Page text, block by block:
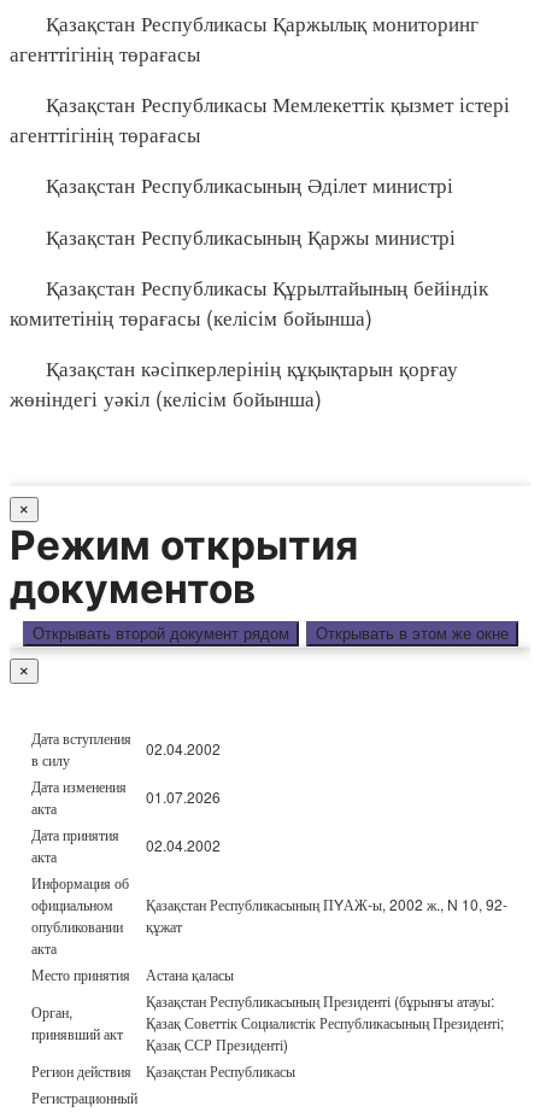
Қазақстан Республикасы Қаржылық мониторинг
агенттігінің төрағасы
Қазақстан Республикасы Мемлекеттік қызмет істері
агенттігінің төрағасы
Қазақстан Республикасының Әділет министрі
Қазақстан Республикасының Қаржы министрі
Қазақстан Республикасы Құрылтайының бейіндік
комитетінің төрағасы (келісім бойынша)
Қазақстан кәсіпкерлерінің құқықтарын қорғау
жөніндегі уәкіл (келісім бойынша)
×
Режим открытия
документов
Открывать второй документ рядом Открывать в этом же окне
×
Дата вступления
в силу
02.04.2002
Дата изменения
акта
01.07.2026
Дата принятия
акта
02.04.2002
Информация об
официальном
опубликовании
акта
Қазақстан Республикасының ПYАЖ-ы, 2002 ж., N 10, 92-
құжат
Место принятия
Астана қаласы
Орган,
принявший акт
Қазақстан Республикасының Президенті (бұрынғы атауы:
Қазақ Советтік Социалистік Республикасының Президенті;
Қазақ ССР Президенті)
Регион действия
Қазақстан Республикасы
Регистрационный